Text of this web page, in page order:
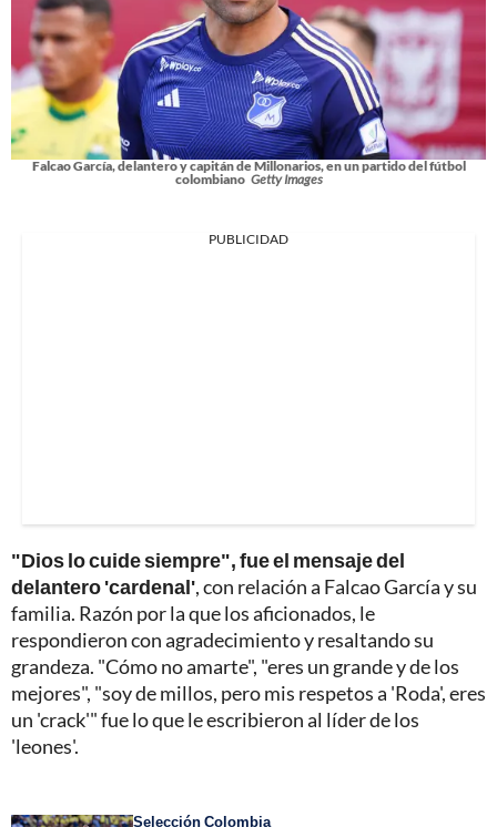
Falcao García, delantero y capitán de Millonarios, en un partido del fútbol
colombiano Getty Images
PUBLICIDAD
"Dios lo cuide siempre", fue el mensaje del
delantero 'cardenal', con relación a Falcao García y su
familia. Razón por la que los aficionados, le
respondieron con agradecimiento y resaltando su
grandeza. "Cómo no amarte", "eres un grande y de los
mejores", "soy de millos, pero mis respetos a 'Roda', eres
un 'crack'" fue lo que le escribieron al líder de los
'leones'.
Selección Colombia